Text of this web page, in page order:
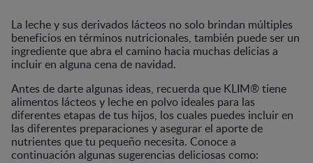
La leche y sus derivados lácteos no solo brindan múltiples
beneficios en términos nutricionales, también puede ser un
ingrediente que abra el camino hacia muchas delicias a
incluir en alguna cena de navidad.
Antes de darte algunas ideas, recuerda que KLIM® tiene
alimentos lácteos y leche en polvo ideales para las
diferentes etapas de tus hijos, los cuales puedes incluir en
las diferentes preparaciones y asegurar el aporte de
nutrientes que tu pequeño necesita. Conoce a
continuación algunas sugerencias deliciosas como: